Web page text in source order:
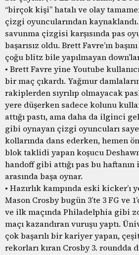
“birçok kişi” hatalı ve olay
çizgi oyuncularından
savunma çizgisi karşısında pas
başarısız oldu. Brett Favre’ın
çoğu blitz bile yapılmayan
• Brett Favre yine Youtube
bir maç çıkardı. Yağmur
rakiplerden sıyrılıp olmayacak
yere düşerken sadece kolunu
attığı pastı, ama daha da ilginci
gibi oynayan çizgi oyuncuları
kollarında dans ederken, hemen
blok taklidi yapan koşucu
handoff gibi attığı pas bu
arasında başa oynar.
• Hazırlık kampında eski kicker’ı
Mason Crosby bugün 3’te 3 FG ve
ve ilk maçında Philadelphia gibi
maçı kazandıran vuruşu yaptı.
çok başarılı bir kariyer yapan,
rekorları kıran Crosby 3. roundda